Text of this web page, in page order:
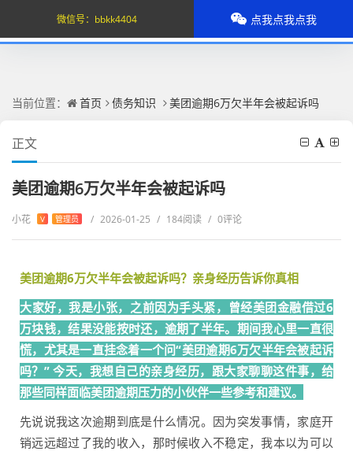
当前位置： 首页 债务知识 美团逾期6万欠半年会被起诉吗
正文
美团逾期6万欠半年会被起诉吗
小花 V 管理员 / 2026-01-25 / 184阅读 / 0评论
美团逾期6万欠半年会被起诉吗？亲身经历告诉你真相
大家好，我是小张，之前因为手头紧，曾经美团金融借过6
万块钱，结果没能按时还，逾期了半年。期间我心里一直很
慌，尤其是一直挂念着一个问“美团逾期6万欠半年会被起诉
吗？” 今天，我想自己的亲身经历，跟大家聊聊这件事，给
那些同样面临美团逾期压力的小伙伴一些参考和建议。
先说说我这次逾期到底是什么情况。因为突发事情，家庭开
销远远超过了我的收入，那时候收入不稳定，我本以为可以
微信号： bbkk4404 点我点我点我